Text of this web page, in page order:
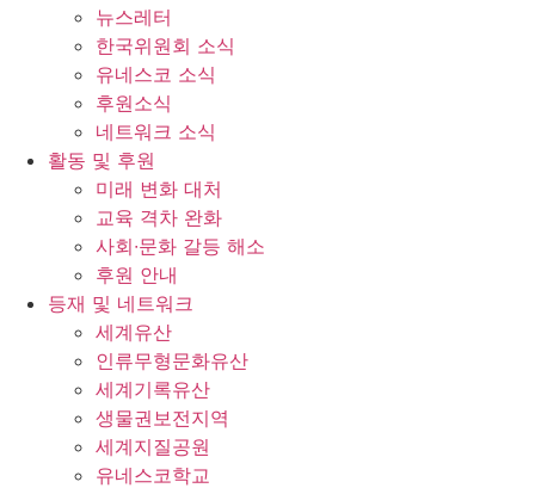
뉴스레터
한국위원회 소식
유네스코 소식
후원소식
네트워크 소식
활동 및 후원
미래 변화 대처
교육 격차 완화
사회∙문화 갈등 해소
후원 안내
등재 및 네트워크
세계유산
인류무형문화유산
세계기록유산
생물권보전지역
세계지질공원
유네스코학교